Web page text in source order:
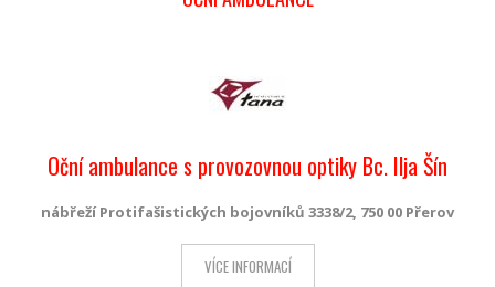
Oční ambulance s provozovnou optiky Bc. Ilja Šín
nábřeží Protifašistických bojovníků 3338/2, 750 00 Přerov
VÍCE INFORMACÍ